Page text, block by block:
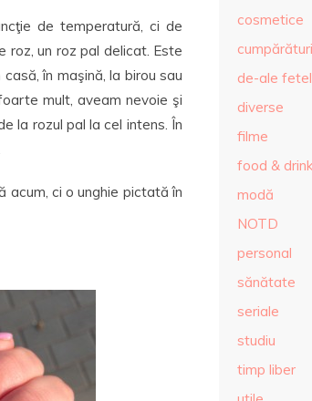
de temperatură, ci de
roz, un roz pal delicat. Este
în maşină, la birou sau
mult, aveam nevoie şi
la rozul pal la cel intens. În
acum, ci o unghie pictată în
cosmetice
cumpărături
de-ale
diverse
filme
food &
modă
NOTD
personal
sănătate
seriale
studiu
timp liber